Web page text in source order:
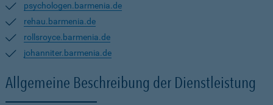
psychologen.barmenia.de
rehau.barmenia.de
rollsroyce.barmenia.de
johanniter.barmenia.de
Allgemeine Beschreibung der Dienstleistung